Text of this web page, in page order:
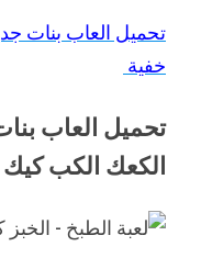
تحميل العاب بنات
خفية
تحميل العاب
الكعك الكب كيك